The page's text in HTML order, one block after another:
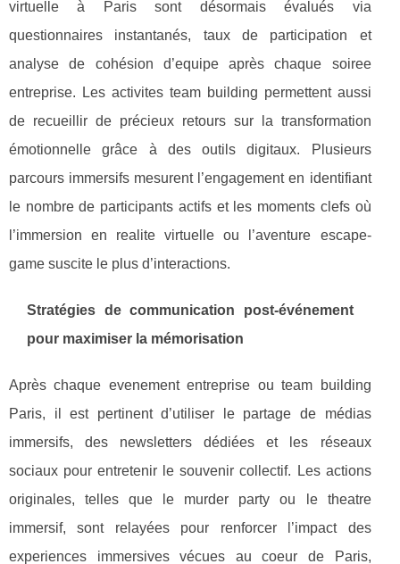
virtuelle à Paris sont désormais évalués via
questionnaires instantanés, taux de participation et
analyse de cohésion d’equipe après chaque soiree
entreprise. Les activites team building permettent aussi
de recueillir de précieux retours sur la transformation
émotionnelle grâce à des outils digitaux. Plusieurs
parcours immersifs mesurent l’engagement en identifiant
le nombre de participants actifs et les moments clefs où
l’immersion en realite virtuelle ou l’aventure escape-
game suscite le plus d’interactions.
Stratégies de communication post-événement
pour maximiser la mémorisation
Après chaque evenement entreprise ou team building
Paris, il est pertinent d’utiliser le partage de médias
immersifs, des newsletters dédiées et les réseaux
sociaux pour entretenir le souvenir collectif. Les actions
originales, telles que le murder party ou le theatre
immersif, sont relayées pour renforcer l’impact des
experiences immersives vécues au coeur de Paris,